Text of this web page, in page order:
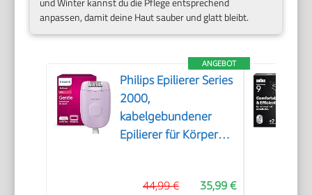
anpassen, damit deine Haut sauber und glatt bleibt.
ANGEBOT
Philips Epilierer Series
2000,
kabelgebundener
Epilierer für Körper
und rasieren,
35,99 €
44,99 €